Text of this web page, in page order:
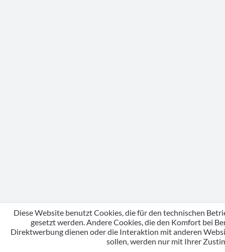
Diese Website benutzt Cookies, die für den technischen
gesetzt werden. Andere Cookies, die den Komfort bei
Direktwerbung dienen oder die Interaktion mit anderen
sollen, werden nur mit Ihrer